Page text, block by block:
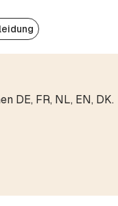
DE, FR, NL, EN, DK.